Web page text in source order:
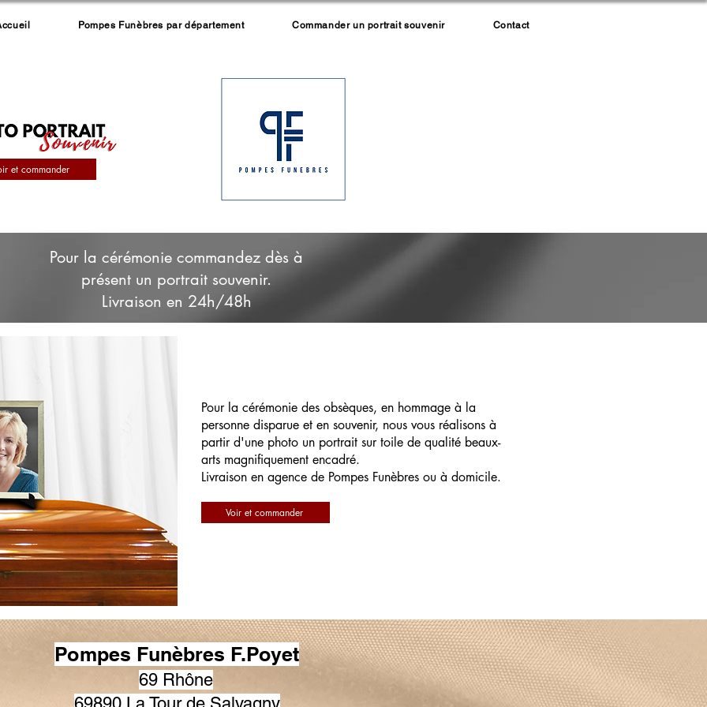
Pompes Funèbres par département Commander un portrait souvenir Contact
et commander
Pour la cérémonie commandez dès à
présent un portrait souvenir.
Livraison en 24h/48h
Pour la cérémonie des obsèques, en hommage à la
personne disparue et en souvenir, nous vous réalisons à
partir d'une photo un portrait sur toile de qualité beaux-
arts magnifiquement encadré.
Livraison en agence de Pompes Funèbres ou à domicile.
Voir et commander
Pompes Funèbres F.Poyet
69 Rhône